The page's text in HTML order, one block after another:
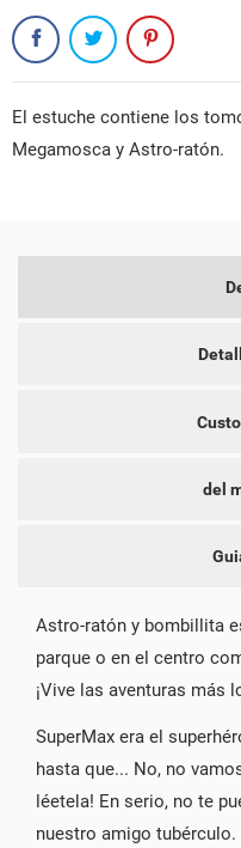
El estuche contiene los
Megamosca y Astro-ratón.
del
Astro-ratón y bombillita
parque o en el centro
¡Vive las aventuras más
SuperMax era el
hasta que... No, no
léetela! En serio, no te
nuestro amigo tubérculo.
CREAR UNA
NOM DE LA LLISTA DE